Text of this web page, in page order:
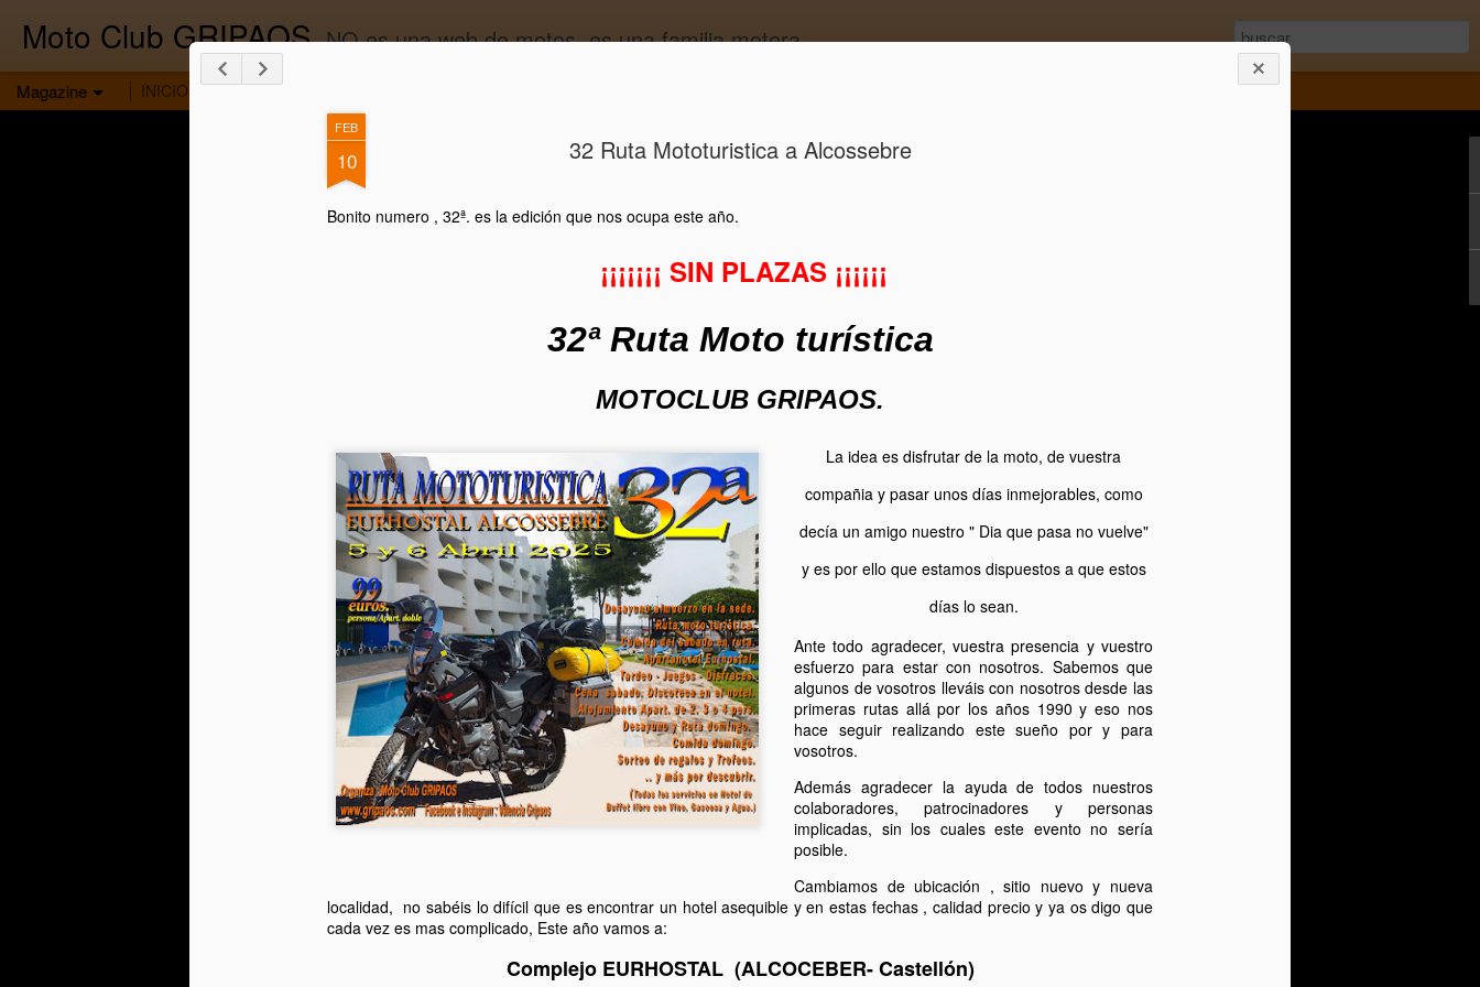
FEB
10 32 Ruta Mototuristica a Alcossebre
Bonito numero , 32ª. es la edición que nos ocupa este año.
¡¡¡¡¡¡¡ SIN PLAZAS ¡¡¡¡¡¡
32ª Ruta Moto turística
MOTOCLUB GRIPAOS.
La idea es disfrutar de la moto, de vuestra
compañia y pasar unos días inmejorables, como
decía un amigo nuestro " Dia que pasa no vuelve"
y es por ello que estamos dispuestos a que estos
días lo sean.
Ante todo agradecer, vuestra presencia y vuestro
esfuerzo para estar con nosotros. Sabemos que
algunos de vosotros lleváis con nosotros desde las
primeras rutas allá por los años 1990y eso nos
hace seguir realizando este sueño por y para
vosotros.
Además agradecer la ayuda de todos nuestros
colaboradores, patrocinadores y personas
implicadas, sin los cuales este evento no sería
posible.
Cambiamos de ubicación , sitio nuevo y nueva
localidad, no sabéis lo difícil que es encontrar un hotel asequible y en estas fechas , calidad precio y ya os digo que
cada vez es mas complicado, Este año vamos a:
Complejo EURHOSTAL (ALCOCEBER- Castellón)
Moto Club GRIPAOSNO es una web de motos, es una familia motera.....
Magazine INICIO GALERIA